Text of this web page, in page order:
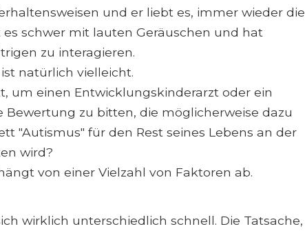
und er liebt es, immer wieder die
schwer mit lauten Geräuschen und hat
zu interagieren.
natürlich vielleicht.
um einen Entwicklungskinderarzt oder ein
Bewertung zu bitten, die möglicherweise dazu
"Autismus" für den Rest seines Lebens an der
wird?
von einer Vielzahl von Faktoren ab.
wirklich unterschiedlich schnell. Die Tatsache,